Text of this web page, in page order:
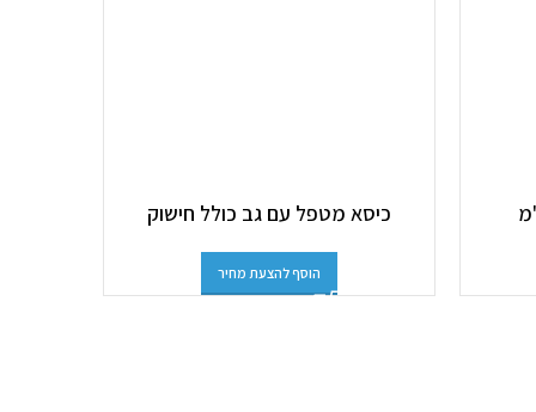
כיסא מטפל עם גב כולל חישוק
הוסף להצעת מחיר